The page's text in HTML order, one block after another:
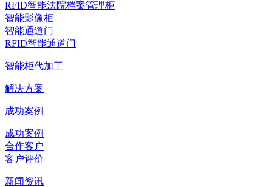
RFID智能法院档案管理柜
智能影像柜
智能通道门
RFID智能通道门
智能柜代加工
解决方案
成功案例
成功案例
合作客户
客户评价
新闻资讯